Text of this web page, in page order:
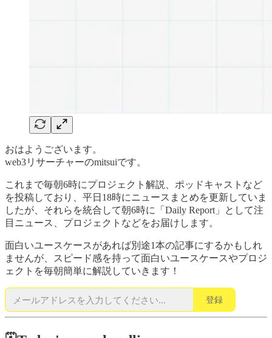
おはようございます。
web3リサーチャーのmitsuiです。
これまで毎朝6時にプロジェクト解説、ポッドキャストなど
を投稿しており、平日18時にニュースまとめを更新していま
したが、それらを統合して朝6時に「Daily Report」として注
目ニュース、プロジェクトなどをお届けします。
面白いユースケースがあれば別途1本の記事にするかもしれ
ませんが、スピード感を持って面白いユースケースやプロジ
ェクトを毎朝簡単に解説していきます！
登録